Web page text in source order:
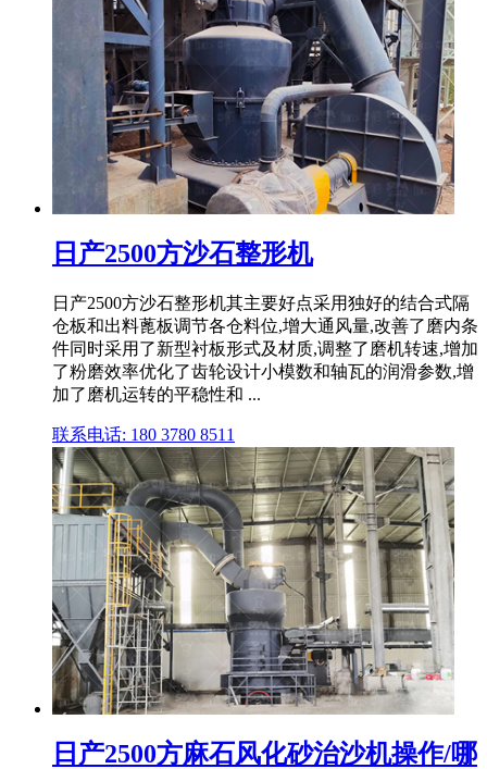
日产2500方沙石整形机
日产2500方沙石整形机其主要好点采用独好的结合式隔
仓板和出料蓖板调节各仓料位,增大通风量,改善了磨内条
件同时采用了新型衬板形式及材质,调整了磨机转速,增加
了粉磨效率优化了齿轮设计小模数和轴瓦的润滑参数,增
加了磨机运转的平稳性和 ...
联系电话: 180 3780 8511
日产2500方麻石风化砂治沙机操作/哪